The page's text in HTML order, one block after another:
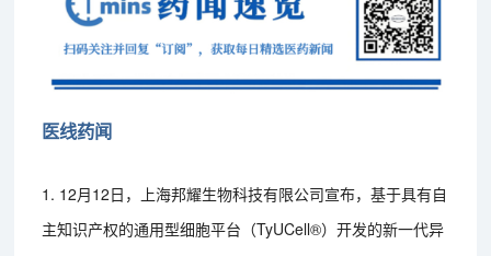
医线药闻
1. 12月12日，上海邦耀生物科技有限公司宣布，基于具有自
主知识产权的通用型细胞平台（TyUCell®）开发的新一代异